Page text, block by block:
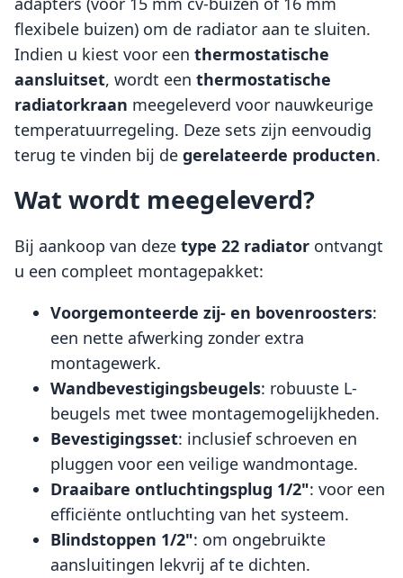
flexibele buizen) om de radiator aan te sluiten.
Indien u kiest voor een thermostatische
aansluitset, wordt een thermostatische
radiatorkraan meegeleverd voor nauwkeurige
temperatuurregeling. Deze sets zijn eenvoudig
terug te vinden bij de gerelateerde producten.
Wat wordt meegeleverd?
Bij aankoop van deze type 22 radiator ontvangt
u een compleet montagepakket:
Voorgemonteerde zij- en bovenroosters:
een nette afwerking zonder extra
montagewerk.
Wandbevestigingsbeugels: robuuste L-
beugels met twee montagemogelijkheden.
Bevestigingsset: inclusief schroeven en
pluggen voor een veilige wandmontage.
Draaibare ontluchtingsplug 1/2": voor een
efficiënte ontluchting van het systeem.
Blindstoppen 1/2": om ongebruikte
aansluitingen lekvrij af te dichten.